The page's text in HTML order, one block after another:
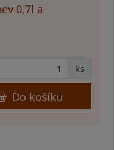
0,7l a
ks
Do košíku